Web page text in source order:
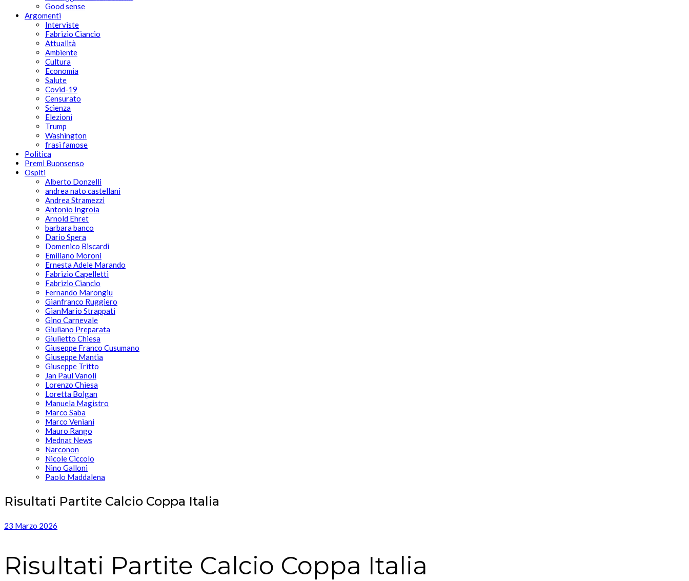
Good sense
Argomenti
Interviste
Fabrizio Ciancio
Attualità
Ambiente
Cultura
Economia
Salute
Covid-19
Censurato
Scienza
Elezioni
Trump
Washington
frasi famose
Politica
Premi Buonsenso
Ospiti
Alberto Donzelli
andrea nato castellani
Andrea Stramezzi
Antonio Ingroia
Arnold Ehret
barbara banco
Dario Spera
Domenico Biscardi
Emiliano Moroni
Ernesta Adele Marando
Fabrizio Capelletti
Fabrizio Ciancio
Fernando Marongiu
Gianfranco Ruggiero
GianMario Strappati
Gino Carnevale
Giuliano Preparata
Giulietto Chiesa
Giuseppe Franco Cusumano
Giuseppe Mantia
Giuseppe Tritto
Jan Paul Vanoli
Lorenzo Chiesa
Loretta Bolgan
Manuela Magistro
Marco Saba
Marco Veniani
Mauro Rango
Mednat News
Narconon
Nicole Ciccolo
Nino Galloni
Paolo Maddalena
Risultati Partite Calcio Coppa Italia
23 Marzo 2026
Risultati Partite Calcio Coppa Italia